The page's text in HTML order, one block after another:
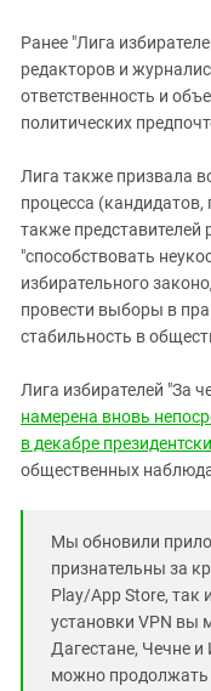
Ранее "Лига
редакторов и
ответственность и
политических
Лига также призвала
процесса (кандидатов,
также представителей
"способствовать
избирательного
провести выборы в
стабильность в
Лига избирателей "За
намерена вновь
в декабре
общественных
Мы обновили
признательны за
Play/App Store, так
установки VPN вы
Дагестане, Чечне и
можно продолжать